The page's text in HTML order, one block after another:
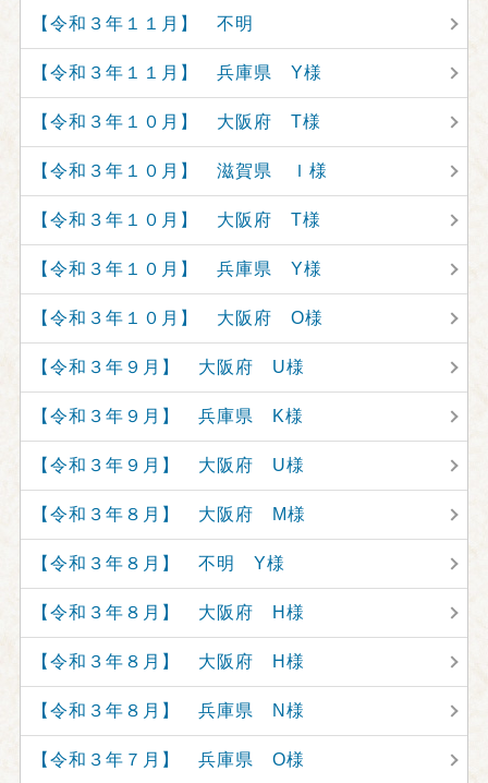
【令和３年１１月】 不明
【令和３年１１月】 兵庫県 Y様
【令和３年１０月】 大阪府 T様
【令和３年１０月】 滋賀県 Ｉ様
【令和３年１０月】 大阪府 T様
【令和３年１０月】 兵庫県 Y様
【令和３年１０月】 大阪府 O様
【令和３年９月】 大阪府 U様
【令和３年９月】 兵庫県 K様
【令和３年９月】 大阪府 U様
【令和３年８月】 大阪府 M様
【令和３年８月】 不明 Y様
【令和３年８月】 大阪府 H様
【令和３年８月】 大阪府 H様
【令和３年８月】 兵庫県 N様
【令和３年７月】 兵庫県 O様